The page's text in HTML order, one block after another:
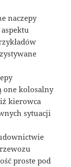
naczepy
one kolosalny
kierowca
sytuacji
proste pod